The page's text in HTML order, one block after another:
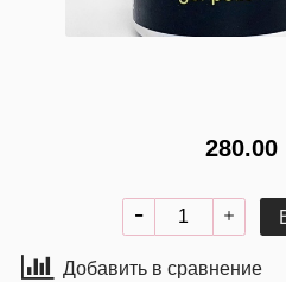
280.00
Добавить в сравнение